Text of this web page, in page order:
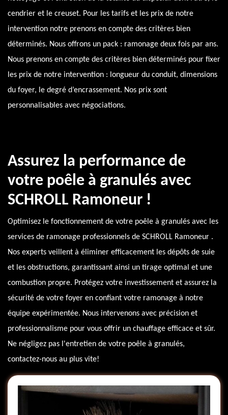
cendrier et le creuset. Pour les tarifs et les prix de notre
intervention notre prenons en compte des critères bien
déterminés. Nous offrons un pack : ramonage deux fois par ans.
Nous prenons en compte des critères bien déterminés pour fixer
les prix de notre intervention : longueur du conduit, dimensions
du foyer, le degré d’encrassement. Nos prix sont
personnalisables avec négociations.
Assurez la performance de
votre poêle à granulés avec
SCHROLL Ramoneur !
Optimisez le fonctionnement de votre poêle à granulés avec les
services de ramonage professionnels de SCHROLL Ramoneur .
Nos experts veillent à éliminer efficacement les dépôts de suie
et les obstructions, garantissant ainsi un tirage optimal et une
combustion propre. Protégez votre investissement et assurez la
sécurité de votre foyer en confiant votre ramonage à notre
équipe expérimentée. Nous intervenons avec précision et
professionnalisme pour vous offrir un chauffage efficace et sûr.
Ne négligez pas l'entretien de votre poêle à granulés,
contactez-nous au plus vite!